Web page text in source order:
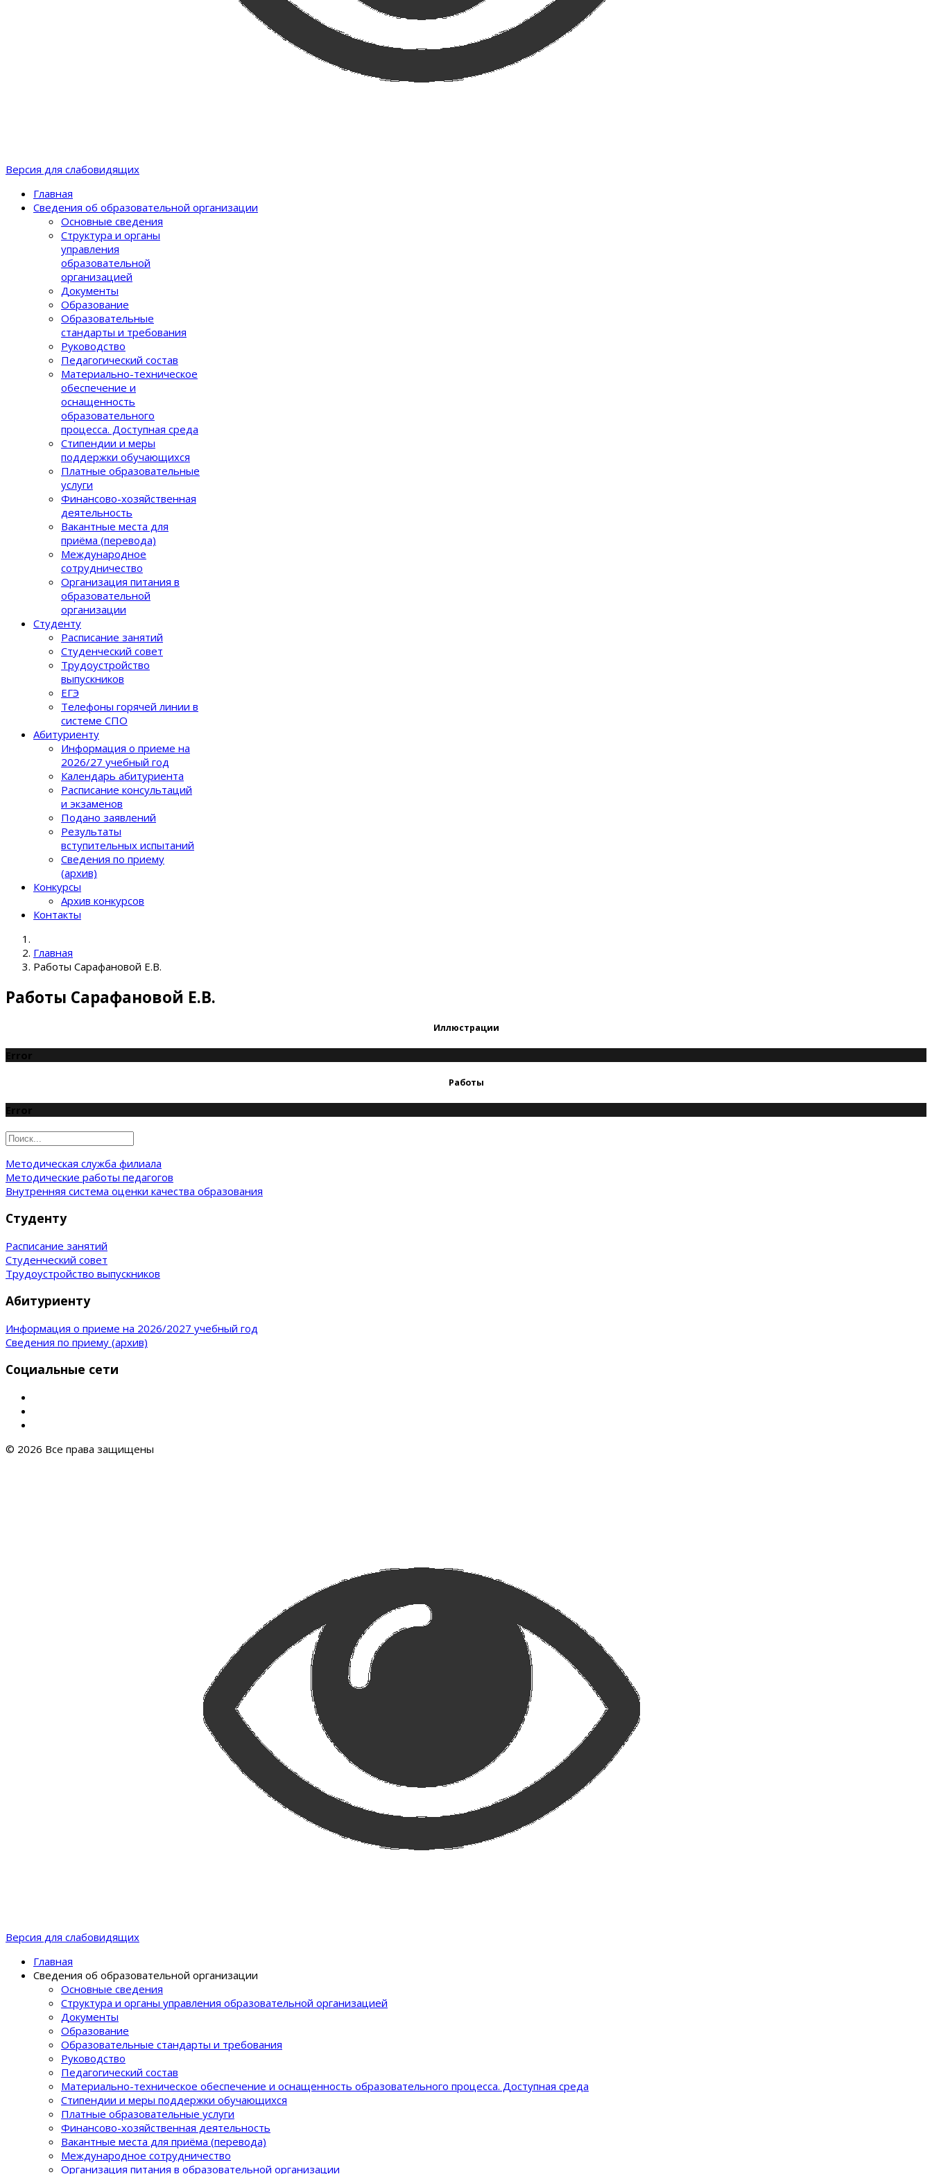
Версия для слабовидящих
Главная
Сведения об образовательной организации
Основные сведения
Структура и органы
управления
образовательной
организацией
Документы
Образование
Образовательные
стандарты и требования
Руководство
Педагогический состав
Материально-техническое
обеспечение и
оснащенность
образовательного
процеcса. Доступная среда
Стипендии и меры
поддержки обучающихся
Платные образовательные
услуги
Финансово-хозяйственная
деятельность
Вакантные места для
приёма (перевода)
Международное
сотрудничество
Организация питания в
образовательной
организации
Студенту
Расписание занятий
Студенческий совет
Трудоустройство
выпускников
ЕГЭ
Телефоны горячей линии в
системе СПО
Абитуриенту
Информация о приеме на
2026/27 учебный год
Календарь абитуриента
Расписание консультаций
и экзаменов
Подано заявлений
Результаты
вступительных испытаний
Сведения по приему
(архив)
Конкурсы
Архив конкурсов
Контакты
Главная
Работы Сарафановой Е.В.
Работы Сарафановой Е.В.
Иллюстрации
Error
Работы
Error
Методическая служба филиала
Методические работы педагогов
Внутренняя система оценки качества образования
Студенту
Расписание занятий
Студенческий совет
Трудоустройство выпускников
Абитуриенту
Информация о приеме на 2026/2027 учебный год
Сведения по приему (архив)
Социальные сети
© 2026 Все права защищены
Версия для слабовидящих
Главная
Сведения об образовательной организации
Основные сведения
Структура и органы управления образовательной организацией
Документы
Образование
Образовательные стандарты и требования
Руководство
Педагогический состав
Материально-техническое обеспечение и оснащенность образовательного процеcса. Доступная среда
Стипендии и меры поддержки обучающихся
Платные образовательные услуги
Финансово-хозяйственная деятельность
Вакантные места для приёма (перевода)
Международное сотрудничество
Организация питания в образовательной организации